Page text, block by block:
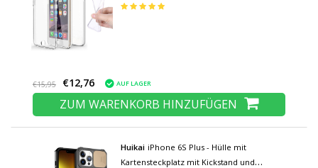
Silikonhülle + PET Displayschutzfolie
€15,95 €12,76 AUF LAGER
ZUM WARENKORB HINZUFÜGEN
Huikai iPhone 6S Plus - Hülle mit
Kartensteckplatz mit Kickstand und